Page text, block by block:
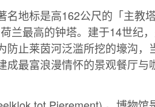
名地标是高162公尺的「主教
兰最高的钟塔。建于14世纪，
止莱茵河泛滥所挖的壕沟，
最富浪漫情怀的景观餐厅与